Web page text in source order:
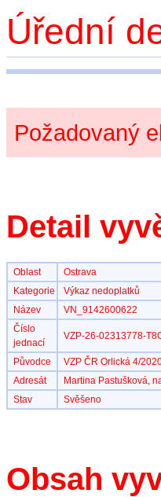
Úřední
Požadovaný
Detail
Oblast
Ostrava
Kategorie
Výkaz nedoplatků
Název
VN_9142600622
Číslo
jednací
VZP-26-02313778-
Původce
VZP ČR Orlická 4/
Adresát
Martina Pastušková,
Stav
Svěšeno
Obsah